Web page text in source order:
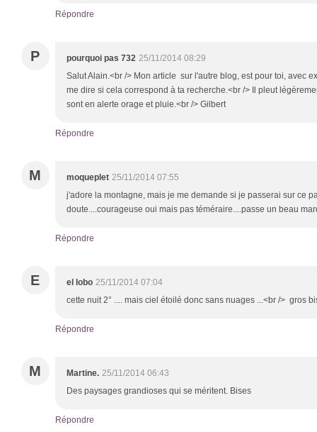
Répondre
P pourquoi pas 732 25/11/2014 08:29
Salut Alain.<br /> Mon article sur l'autre blog, est pour toi, avec
me dire si cela correspond à ta recherche.<br /> Il pleut
sont en alerte orage et pluie.<br /> Gilbert
Répondre
M moqueplet 25/11/2014 07:55
j'adore la montagne, mais je me demande si je passerai sur ce
doute....courageuse oui mais pas téméraire....passe un beau
Répondre
E el lobo 25/11/2014 07:04
cette nuit 2° .... mais ciel étoilé donc sans nuages ...<br /> gros
Répondre
M Martine. 25/11/2014 06:43
Des paysages grandioses qui se méritent. Bises
Répondre